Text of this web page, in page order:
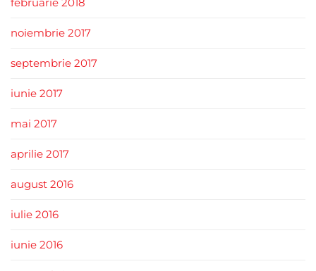
noiembrie 2017
septembrie 2017
iunie 2017
mai 2017
aprilie 2017
august 2016
iulie 2016
iunie 2016